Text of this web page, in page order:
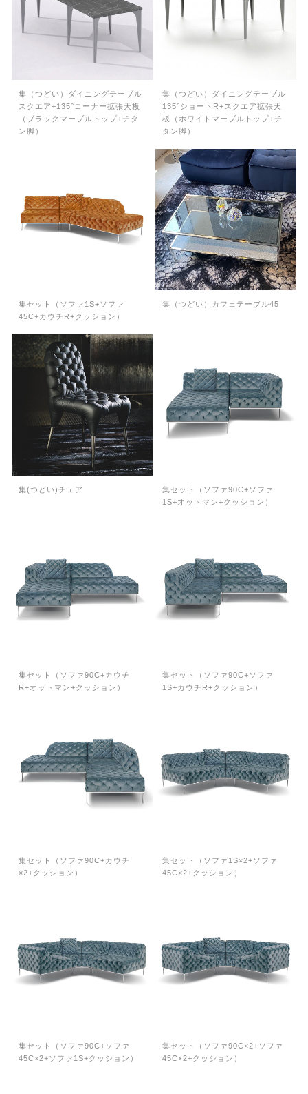
集（つどい）ダイニングテーブル
スクエア+135°コーナー拡張天板
（ブラックマーブルトップ+チタ
ン脚）
集（つどい）ダイニングテーブル
135°ショートR+スクエア拡張天
板（ホワイトマーブルトップ+チ
タン脚）
集セット（ソファ1S+ソファ
45C+カウチR+クッション）
集（つどい）カフェテーブル45
集(つどい)チェア
集セット（ソファ90C+ソファ
1S+オットマン+クッション）
集セット（ソファ90C+カウチ
R+オットマン+クッション）
集セット（ソファ90C+ソファ
1S+カウチR+クッション）
集セット（ソファ90C+カウチ
×2+クッション）
集セット（ソファ1S×2+ソファ
45C×2+クッション）
集セット（ソファ90C+ソファ
45C×2+ソファ1S+クッション）
集セット（ソファ90C×2+ソファ
45C×2+クッション）